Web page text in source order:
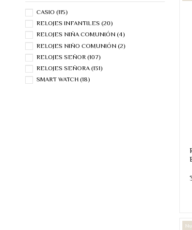
CASIO (115)
RELOJES INFANTILES (20)
RELOJES NIÑA COMUNIÓN (4)
RELOJES NIÑO COMUNIÓN (2)
RELOJES SEÑOR (107)
RELOJES SEÑORA(131)
SMART WATCH (18)